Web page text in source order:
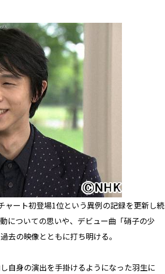
ート初登場1位という異例の記録を更新し続
についての思いや、デビュー曲「硝子の少
去の映像とともに打ち明ける。
自身の演出を手掛けるようになった羽生に